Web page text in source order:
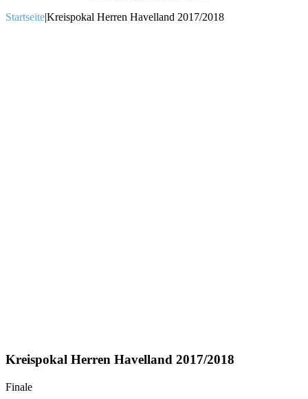
Startseite|Kreispokal Herren Havelland 2017/2018
Kreispokal Herren Havelland 2017/2018
Finale